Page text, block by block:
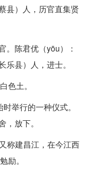
县）人，历官直集贤
陈君优（yōu）：
县）人，进士。
色土。
举行的一种仪式。
放下。
称建昌江，在今江西
励。